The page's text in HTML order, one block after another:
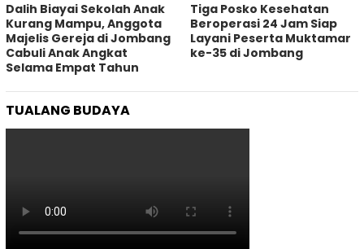
Dalih Biayai Sekolah Anak
Kurang Mampu, Anggota
Majelis Gereja di Jombang
Cabuli Anak Angkat
Selama Empat Tahun
Tiga Posko Kesehatan
Beroperasi 24 Jam Siap
Layani Peserta Muktamar
ke-35 di Jombang
TUALANG BUDAYA